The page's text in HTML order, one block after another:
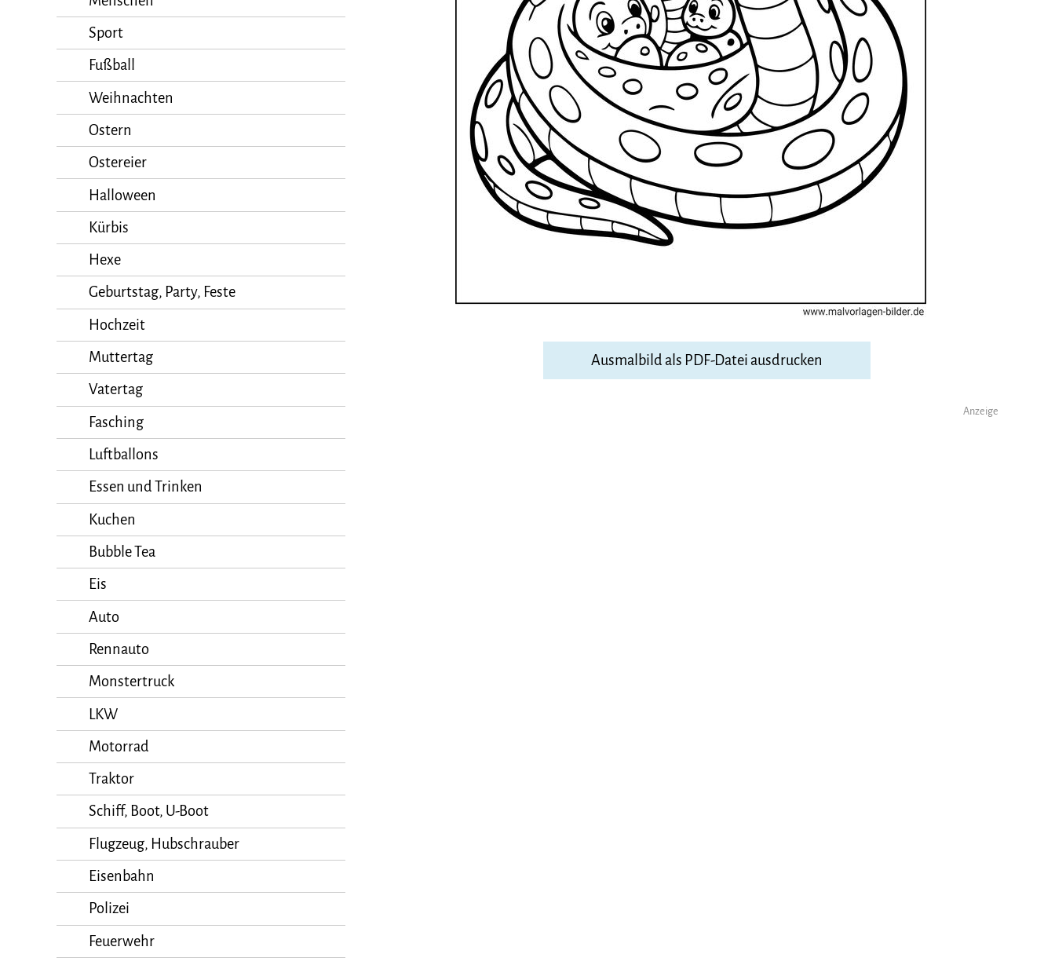
Sport
Fußball
Weihnachten
Ostern
Ostereier
Halloween
Kürbis
Hexe
Geburtstag, Party, Feste
Hochzeit
Muttertag
Vatertag
Fasching
Luftballons
Essen und Trinken
Kuchen
Bubble Tea
Eis
Auto
Rennauto
Monstertruck
LKW
Motorrad
Traktor
Schiff, Boot, U-Boot
Flugzeug, Hubschrauber
Eisenbahn
Polizei
Feuerwehr
Ausmalbild als PDF-Datei ausdrucken
Anzeige